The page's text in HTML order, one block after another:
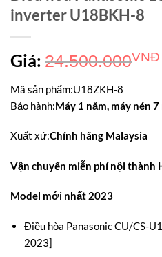
inverter U18BKH-8
Giá: 24.500.000VNĐ
Mã sản phẩm:U18ZKH-8
Bảo hành:Máy 1 năm, máy nén 7
Xuất xứ:Chính hãng Malaysia
Vận chuyển miễn phí nội thành
Model mới nhất 2023
Điều hòa Panasonic CU/CS-
2023]